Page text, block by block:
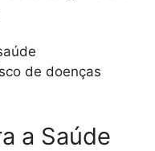
de doenças
a Saúde